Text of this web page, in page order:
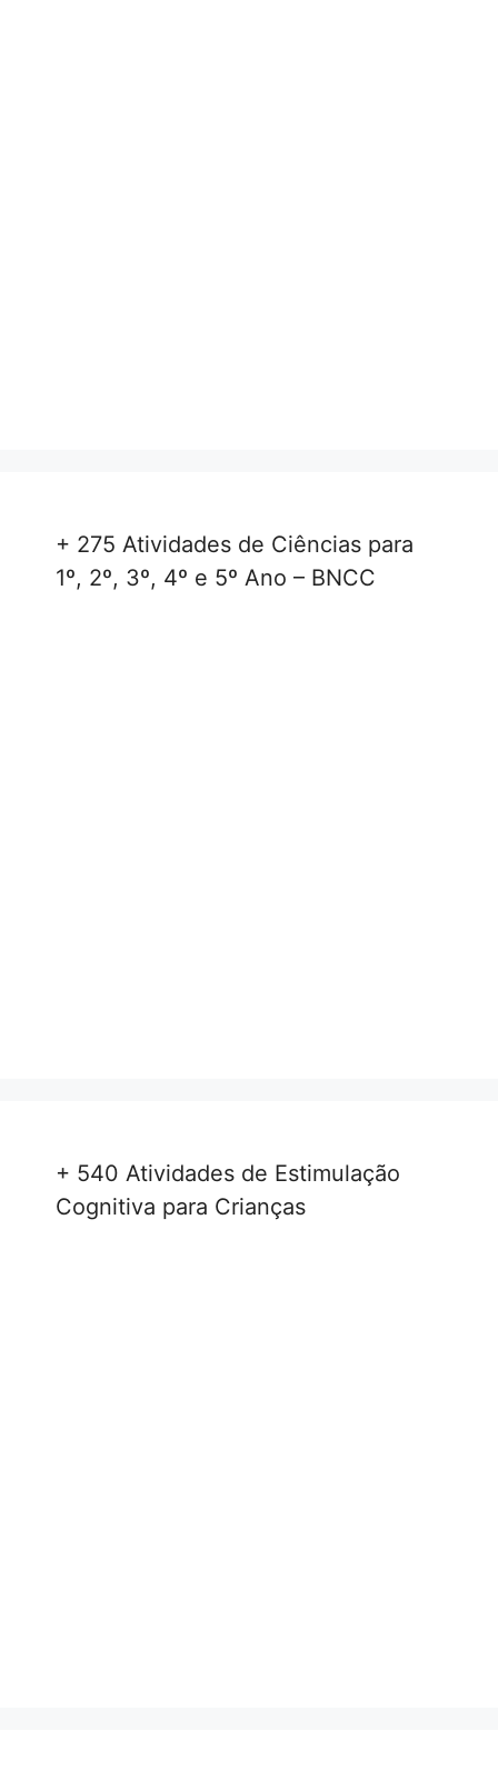
+ 275 Atividades de Ciências para
1º, 2º, 3º, 4º e 5º Ano – BNCC
+ 540 Atividades de Estimulação
Cognitiva para Crianças